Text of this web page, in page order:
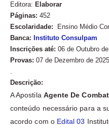
Editora: Elaborar
Páginas: 452
Escolaridade: Ensino Médio
Banca: Instituto Consulpam
Inscrições até: 06 de Outubro
Provas: 07 de Dezembro de 2025
.
Descrição:
A Apostila Agente De
conteúdo necessário para a
acordo com o Edital 03